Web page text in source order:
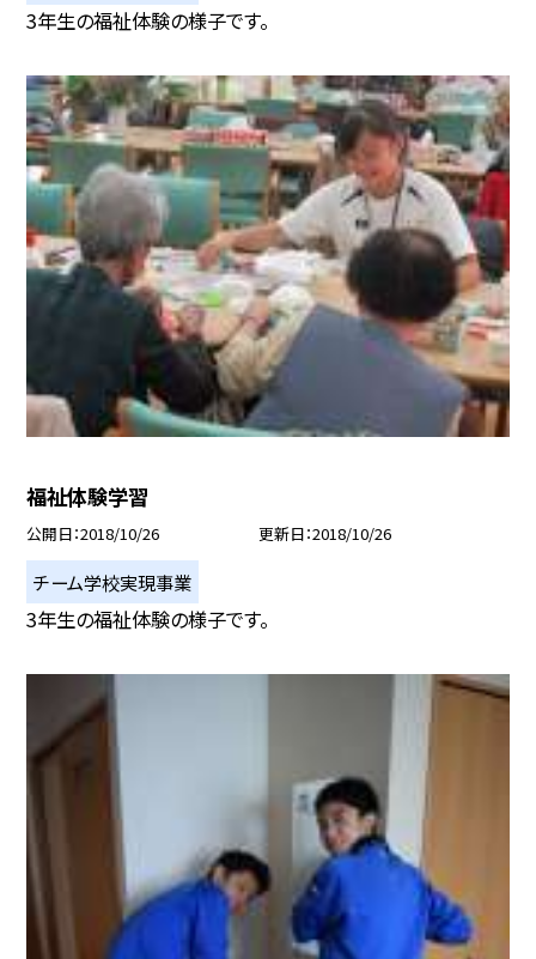
3年生の福祉体験の様子です。
福祉体験学習
公開日 2018/10/26 更新日 2018/10/26
チーム学校実現事業
3年生の福祉体験の様子です。